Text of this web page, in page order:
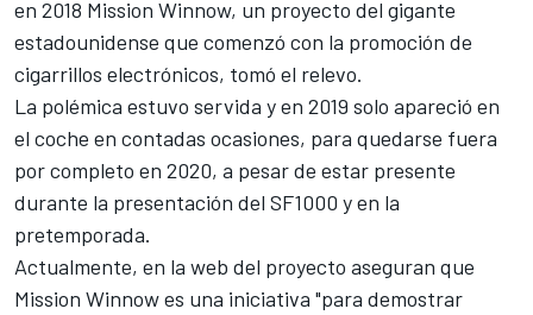
en 2018 Mission Winnow, un proyecto del gigante
estadounidense que comenzó con la promoción de
cigarrillos electrónicos, tomó el relevo.
La polémica estuvo servida y en 2019 solo apareció en
el coche en contadas ocasiones, para quedarse fuera
por completo en 2020, a pesar de estar presente
durante la presentación del SF1000 y en la
pretemporada.
Actualmente, en la web del proyecto aseguran que
Mission Winnow es una iniciativa "para demostrar